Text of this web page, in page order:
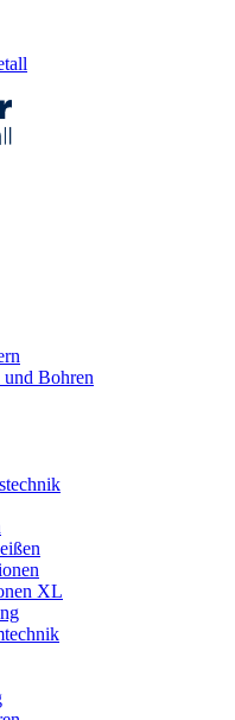
und Bohren
XL